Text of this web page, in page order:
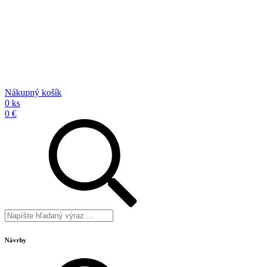
Nákupný košík
0 ks
0 €
Návrhy